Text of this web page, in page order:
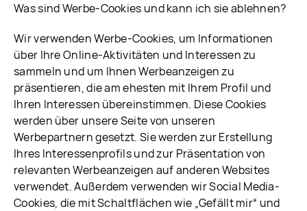
Was sind Werbe-Cookies und kann ich sie ablehnen?
Wir verwenden Werbe-Cookies, um Informationen
über Ihre Online-Aktivitäten und Interessen zu
sammeln und um Ihnen Werbeanzeigen zu
präsentieren, die am ehesten mit Ihrem Profil und
Ihren Interessen übereinstimmen. Diese Cookies
werden über unsere Seite von unseren
Werbepartnern gesetzt. Sie werden zur Erstellung
Ihres Interessenprofils und zur Präsentation von
relevanten Werbeanzeigen auf anderen Websites
verwendet. Außerdem verwenden wir Social Media-
Cookies, die mit Schaltflächen wie „Gefällt mir“ und